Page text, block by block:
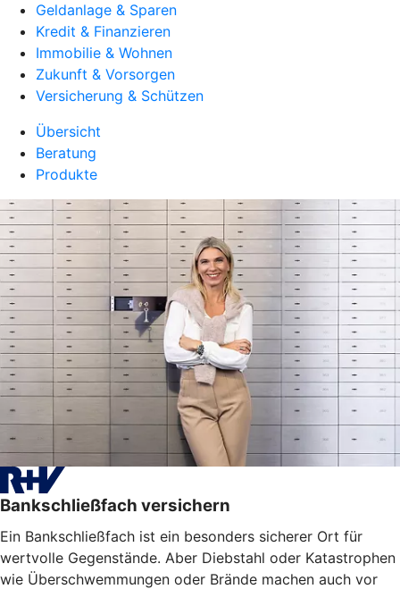
Geldanlage & Sparen
Kredit & Finanzieren
Immobilie & Wohnen
Zukunft & Vorsorgen
Versicherung & Schützen
Übersicht
Beratung
Produkte
Bankschließfach versichern
Ein Bankschließfach ist ein besonders sicherer Ort für
wertvolle Gegenstände. Aber Diebstahl oder Katastrophen
wie Überschwemmungen oder Brände machen auch vor